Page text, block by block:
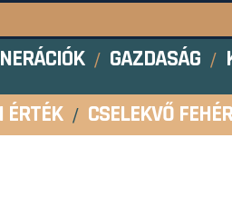
GAZDASÁG
ÉRTÉK CSELEKVŐ